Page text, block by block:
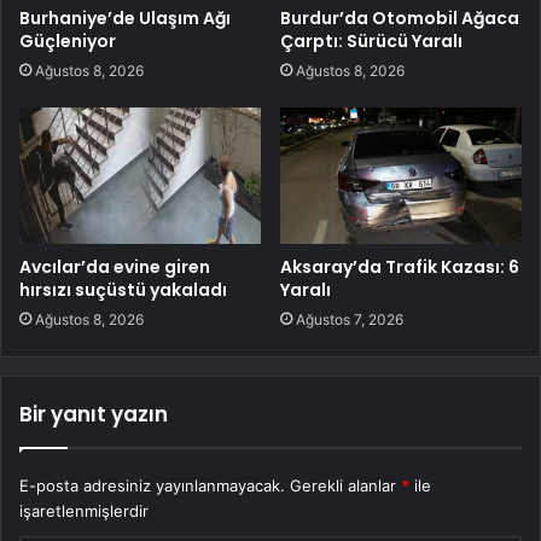
Burhaniye’de Ulaşım Ağı
Güçleniyor
Ağustos 8, 2026
Burdur’da Otomobil Ağaca
Çarptı: Sürücü Yaralı
Ağustos 8, 2026
Avcılar’da evine giren
hırsızı suçüstü yakaladı
Ağustos 8, 2026
Aksaray’da Trafik Kazası: 6
Yaralı
Ağustos 7, 2026
Bir yanıt yazın
E-posta adresiniz yayınlanmayacak. Gerekli alanlar * ile
işaretlenmişlerdir